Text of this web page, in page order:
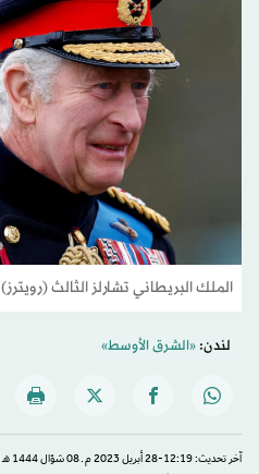
الملك البريطاني تشارلز الثالث (رويترز)
لندن:«الشرق الأوسط»
آخر تحديث: 12:19-28 أبريل 2023 م ـ 08 شوّال 1444 هـ